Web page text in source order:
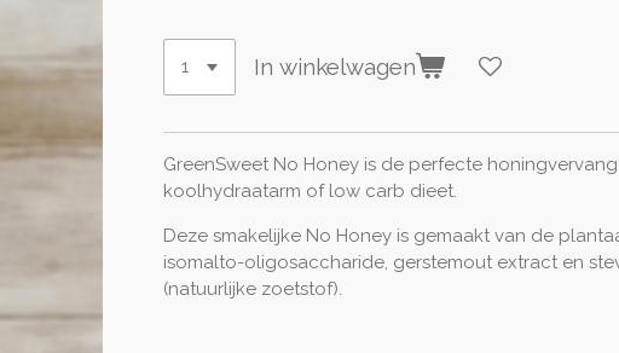
In winkelwagen
GreenSweet No Honey is de perfecte
koolhydraatarm of low carb dieet.
Deze smakelijke No Honey is gemaakt van de
isomalto-oligosaccharide, gerstemout extract en
(natuurlijke zoetstof).